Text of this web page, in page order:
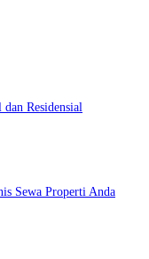
Residensial
Sewa Properti Anda